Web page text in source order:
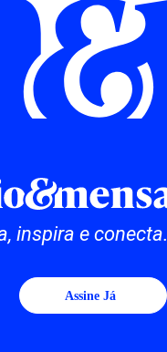
inspira e conecta.
Assine Já